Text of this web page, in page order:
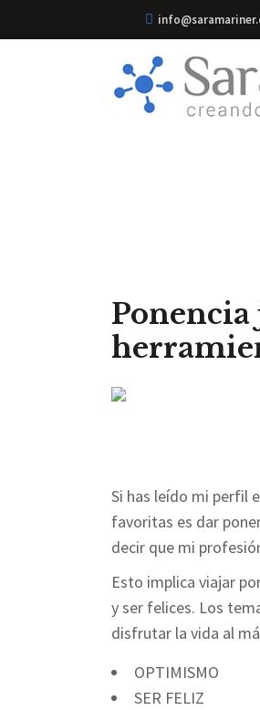
Ponencia
Si has leído mi perfil
favoritas es dar
decir que mi
Esto implica viajar
y ser felices. Los
disfrutar la vida al
OPTIMISMO
SER FELIZ